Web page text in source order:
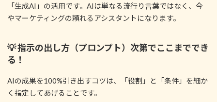
「生成AI」の活用です。AIは単なる流行り言葉ではなく、今
やマーケティングの頼れるアシスタントになります。
💡 指示の出し方（プロンプト）次第でここまででき
る！
AIの成果を100%引き出すコツは、「役割」と「条件」を細か
く指定してあげることです。